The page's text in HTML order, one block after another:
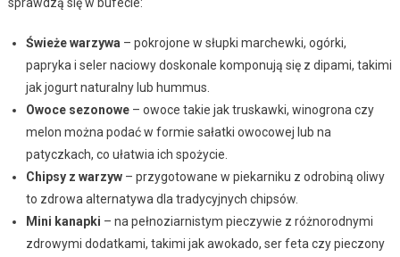
Świeże warzywa – pokrojone w słupki marchewki, ogórki,
papryka i seler naciowy doskonale komponują się z dipami, takimi
jak jogurt naturalny lub hummus.
Owoce sezonowe– owoce takie jak truskawki, winogrona czy
melon można podać w formie sałatki owocowej lub na
patyczkach, co ułatwia ich spożycie.
Chipsy z warzyw– przygotowane w piekarniku z odrobiną oliwy
to zdrowa alternatywa dla tradycyjnych chipsów.
Mini kanapki – na pełnoziarnistym pieczywie z różnorodnymi
zdrowymi dodatkami, takimi jak awokado, ser feta czy pieczony